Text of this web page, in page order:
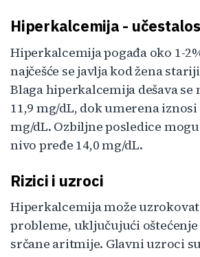
Hiperkalcemija -
Hiperkalcemija pogađa oko 1-
najčešće se javlja kod žena
Blaga hiperkalcemija dešava se
11,9 mg/dL, dok umerena iznosi
mg/dL. Ozbiljne posledice
nivo pređe 14,0 mg/dL.
Rizici i uzroci
Hiperkalcemija može
probleme, uključujući
srčane aritmije. Glavni uzroci